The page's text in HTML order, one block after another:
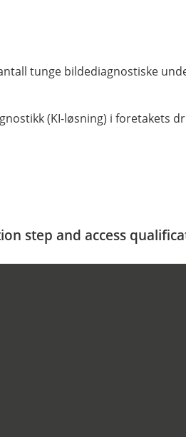
tunge bildediagnostiske
(KI-løsning) i foretakets
step and access